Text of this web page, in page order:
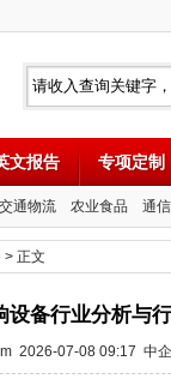
文报告 专项定制
交通物流 农业食品 通
> 正文
设备行业分析与
2026-07-08 09:17 中